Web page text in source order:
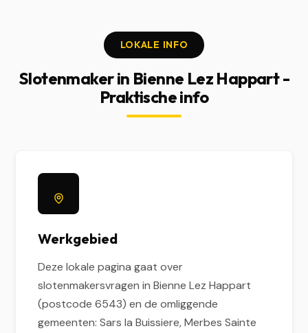
LOKALE INFO
Slotenmaker in Bienne Lez Happart -
Praktische info
Werkgebied
Deze lokale pagina gaat over
slotenmakersvragen in Bienne Lez Happart
(postcode 6543) en de omliggende
gemeenten: Sars la Buissiere, Merbes Sainte